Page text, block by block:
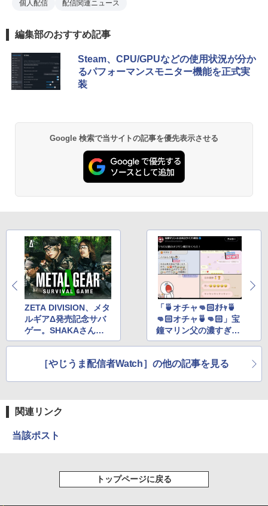
個人配信 配信関連ニュース
編集部のおすすめ記事
Steam、CPU/GPUなどの使用状況が分か
るパフォーマンスモニター機能を正式実
装
Google 検索で当サイトの記事を優先表示させる
ZETA DIVISION、メタ
ルギアΔ発売記念サバ
ゲー。SHAKAさんら
元プロゲーマー達が迷
「🍵オチャ👊🏻ｵﾁｬ🍵
👊🏻オチャ🍵👊🏻」宝
鐘マリン父の濃すぎる
オジサン構文に19万い
［やじうま配信者Watch］の他の記事を見る
関連リンク
当該ポスト
トップページに戻る